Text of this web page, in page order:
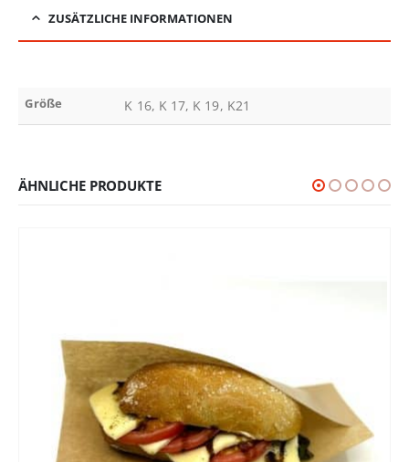
ZUSÄTZLICHE INFORMATIONEN
Größe K 16, K 17, K 19, K21
ÄHNLICHE PRODUKTE